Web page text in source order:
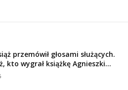
przemówił głosami służących.
kto wygrał książkę Agnieszki...